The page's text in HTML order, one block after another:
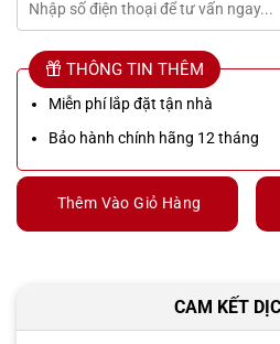
THÔNG TIN THÊM
Miễn phí lắp đặt tận nhà
Bảo hành chính hãng 12 tháng
Thêm Vào Giỏ Hàng
CAM KẾT